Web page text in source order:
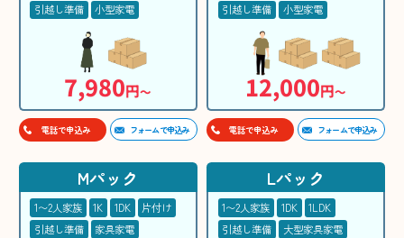
引越し準備
小型家電
7,980円〜
電話で申込み フォームで申込み
引越し準備
小型家電
12,000円〜
電話で申込み フォームで申込み
Mパック
1〜2人家族 1K 1DK
片付け
引越し準備
家具家電
Lパック
1〜2人家族 1DK
1LDK
引越し準備
大型家具家電